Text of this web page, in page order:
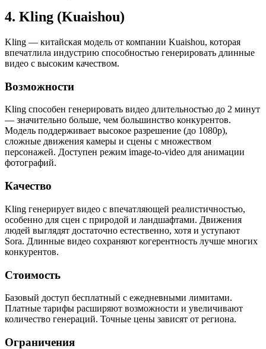
4. Kling (Kuaishou)
Kling — китайская модель от компании Kuaishou, которая
впечатлила индустрию способностью генерировать длинные
видео с высоким качеством.
Возможности
Kling способен генерировать видео длительностью до 2 минут
— значительно больше, чем большинство конкурентов.
Модель поддерживает высокое разрешение (до 1080p),
сложные движения камеры и сцены с множеством
персонажей. Доступен режим image-to-video для анимации
фотографий.
Качество
Kling генерирует видео с впечатляющей реалистичностью,
особенно для сцен с природой и ландшафтами. Движения
людей выглядят достаточно естественно, хотя и уступают
Sora. Длинные видео сохраняют когерентность лучше многих
конкурентов.
Стоимость
Базовый доступ бесплатный с ежедневными лимитами.
Платные тарифы расширяют возможности и увеличивают
количество генераций. Точные цены зависят от региона.
Ограничения